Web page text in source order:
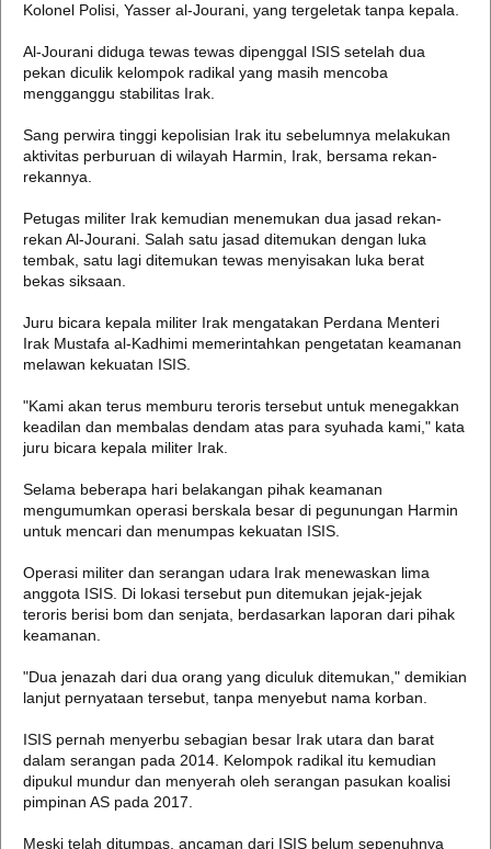
Kolonel Polisi, Yasser al-Jourani, yang tergeletak tanpa kepala.
Al-Jourani diduga tewas tewas dipenggal ISIS setelah dua
pekan diculik kelompok radikal yang masih mencoba
mengganggu stabilitas Irak.
Sang perwira tinggi kepolisian Irak itu sebelumnya melakukan
aktivitas perburuan di wilayah Harmin, Irak, bersama rekan-
rekannya.
Petugas militer Irak kemudian menemukan dua jasad rekan-
rekan Al-Jourani. Salah satu jasad ditemukan dengan luka
tembak, satu lagi ditemukan tewas menyisakan luka berat
bekas siksaan.
Juru bicara kepala militer Irak mengatakan Perdana Menteri
Irak Mustafa al-Kadhimi memerintahkan pengetatan keamanan
melawan kekuatan ISIS.
"Kami akan terus memburu teroris tersebut untuk menegakkan
keadilan dan membalas dendam atas para syuhada kami," kata
juru bicara kepala militer Irak.
Selama beberapa hari belakangan pihak keamanan
mengumumkan operasi berskala besar di pegunungan Harmin
untuk mencari dan menumpas kekuatan ISIS.
Operasi militer dan serangan udara Irak menewaskan lima
anggota ISIS. Di lokasi tersebut pun ditemukan jejak-jejak
teroris berisi bom dan senjata, berdasarkan laporan dari pihak
keamanan.
"Dua jenazah dari dua orang yang diculuk ditemukan," demikian
lanjut pernyataan tersebut, tanpa menyebut nama korban.
ISIS pernah menyerbu sebagian besar Irak utara dan barat
dalam serangan pada 2014. Kelompok radikal itu kemudian
dipukul mundur dan menyerah oleh serangan pasukan koalisi
pimpinan AS pada 2017.
Meski telah ditumpas, ancaman dari ISIS belum sepenuhnya